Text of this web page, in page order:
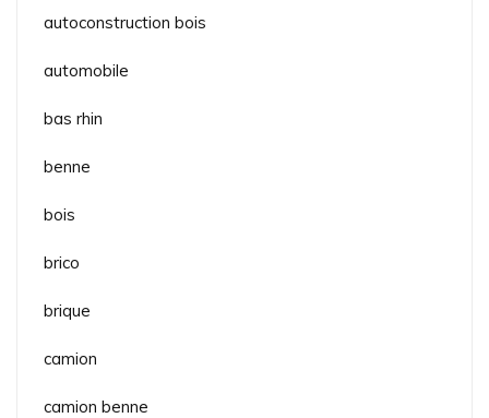
autoconstruction bois
automobile
bas rhin
benne
bois
brico
brique
camion
camion benne